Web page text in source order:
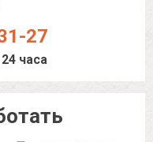
27
часа